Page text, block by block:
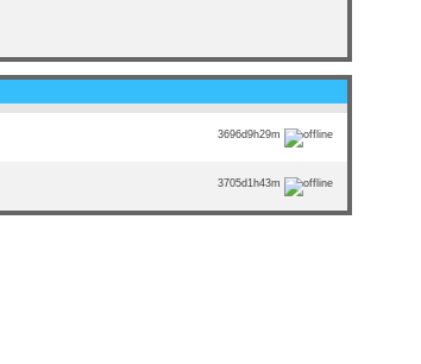
3696d9h29m
3705d1h43m